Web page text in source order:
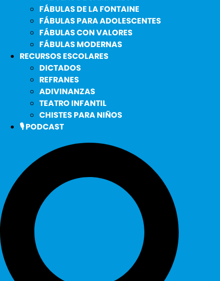
FÁBULAS DE LA FONTAINE
FÁBULAS PARA ADOLESCENTES
FÁBULAS CON VALORES
FÁBULAS MODERNAS
RECURSOS ESCOLARES
DICTADOS
REFRANES
ADIVINANZAS
TEATRO INFANTIL
CHISTES PARA NIÑOS
🎙️ PODCAST